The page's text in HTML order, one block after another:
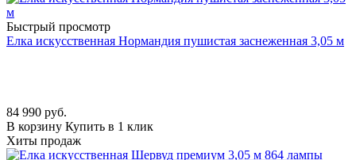
Быстрый просмотр
Елка искусственная Нормандия пушистая заснеженная 3,05 м
84 990 руб.
В корзину Купить в 1 клик
Хиты продаж